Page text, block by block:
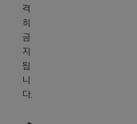
스
팅
제
공
자
아
격
히
금
지
됩
니
다.